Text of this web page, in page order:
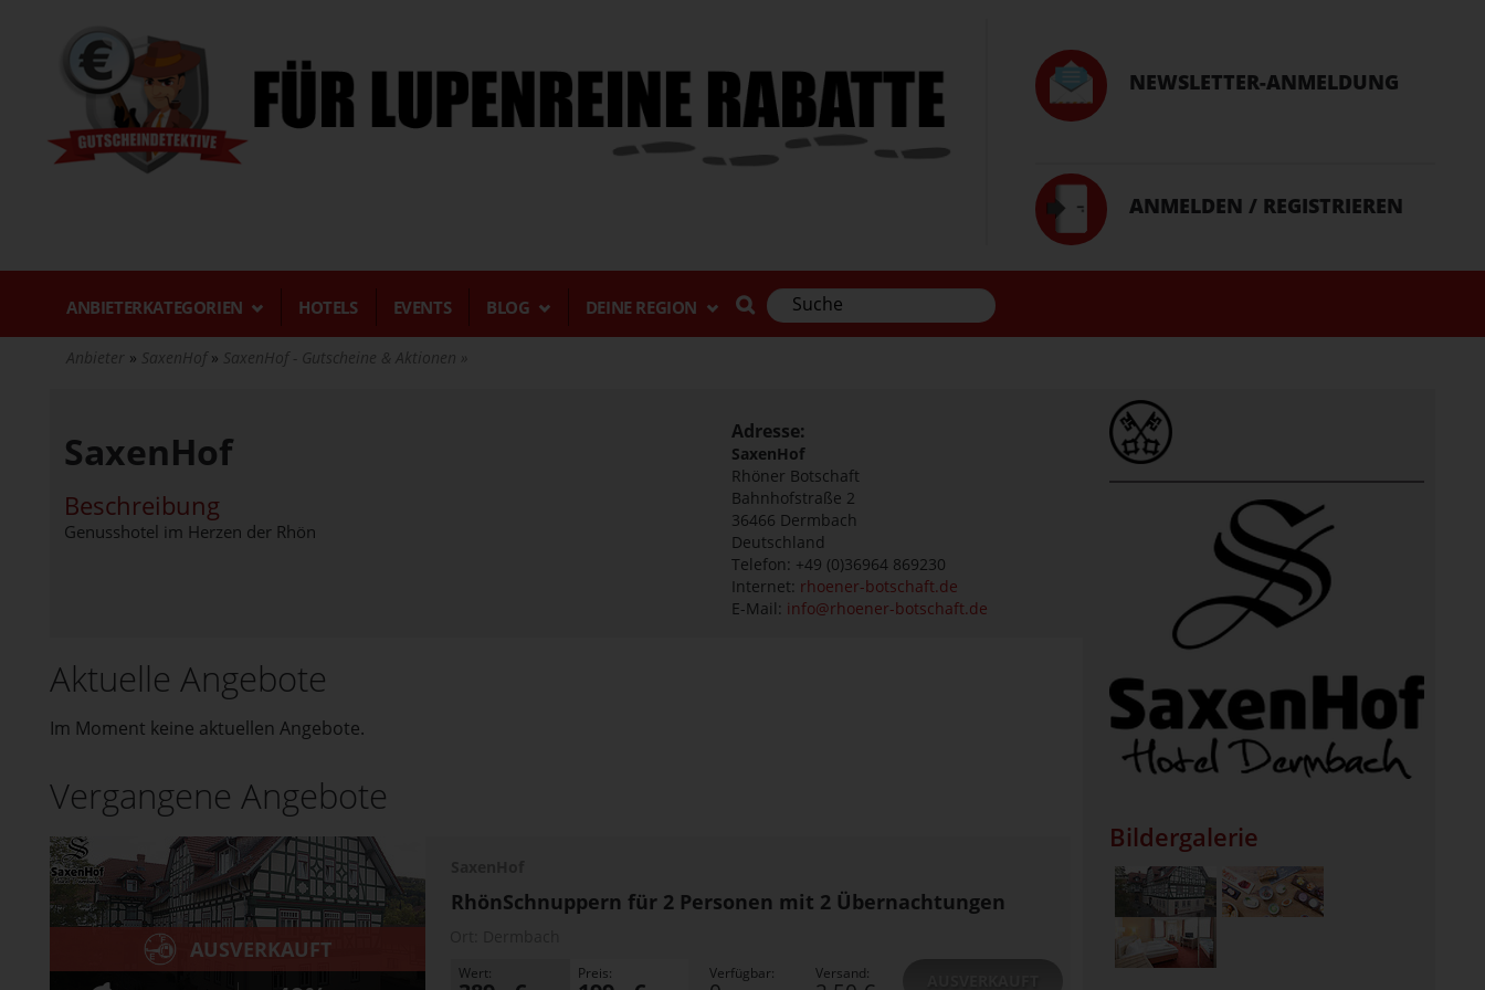
NEWSLETTER-ANMELDUNG
ANMELDEN / REGISTRIEREN
ANBIETERKATEGORIEN HOTELS EVENTS BLOG DEINE REGION
Anbieter SaxenHof SaxenHof - Gutscheine & Aktionen
SaxenHof
Beschreibung
Genusshotel im Herzen der Rhön
Adresse:
SaxenHof
Rhöner Botschaft
Bahnhofstraße 2
36466 Dermbach
Deutschland
Telefon: +49 (0)36964 869230
Internet: rhoener-botschaft.de
E-Mail: info@rhoener-botschaft.de
Aktuelle Angebote
Im Moment keine aktuellen Angebote.
Vergangene Angebote
RhönSchnuppern für 2 Personen mit 2 Übernachtungen
AUSVERKAUFT
Wert: Preis: Verfügbar: Versand:
Bildergalerie